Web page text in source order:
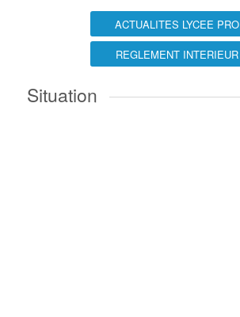
ACTUALITES LYCEE PRO
REGLEMENT INTERIEUR
Situation